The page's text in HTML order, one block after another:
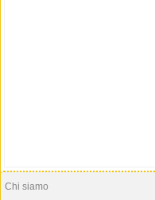
Chi siamo